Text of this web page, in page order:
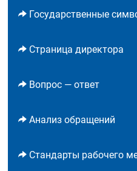
Государственные
Страница директора
Вопрос — ответ
Анализ обращений
Стандарты рабочего